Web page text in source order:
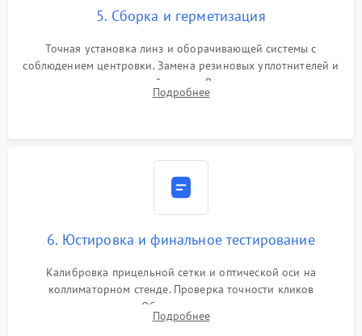
5. Сборка и герметизация
Точная установка линз и оборачивающей системы с
соблюдением центровки. Замена резиновых уплотнителей и
нанесение влагозащитной смазки. Вакуумирование корпуса
и заполнение его осушенным азотом или аргоном для
Подробнее
6. Юстировка и финальное тестирование
Калибровка прицельной сетки и оптической оси на
коллиматорном стенде. Проверка точности кликов
механизма поправок. Обязательное испытание прицела на
ударном стенде для проверки устойчивости к отдаче и
Подробнее